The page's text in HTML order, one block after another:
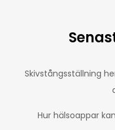
Skivstångsställning
Hur hälsoappar